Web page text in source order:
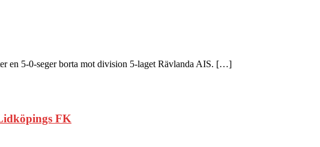
en 5-0-seger borta mot division 5-laget Rävlanda AIS. […]
FK